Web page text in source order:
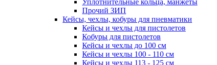
Прочий ЗИП
Кейсы, чехлы, кобуры для пневматики
Кейсы и чехлы для пистолетов
Кобуры для пистолетов
Кейсы и чехлы до 100 см
Кейсы и чехлы 100 - 110 см
Кейсы и чехлы 113 - 125 см